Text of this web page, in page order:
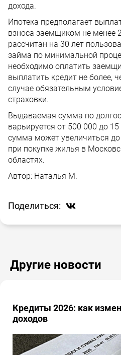
дохода.
Ипотека предполагает
взноса заемщиком не менее
рассчитан на 30 лет
займа по минимальной
необходимо оплатить
выплатить кредит не более,
случае обязательным
страховки.
Выдаваемая сумма по
варьируется от 500 000 до
сумма может увеличиться
при покупке жилья в
областях.
Автор: Наталья М.
Поделиться:
Другие новости
Кредиты 2026: как
доходов